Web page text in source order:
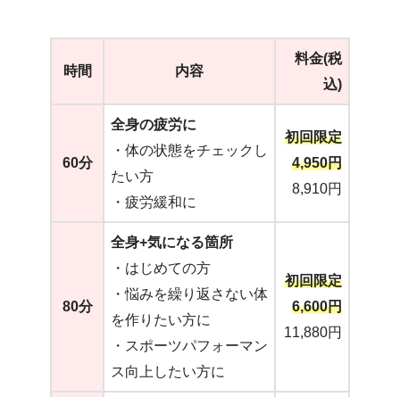
時間 内容
料金(税
込)
60分
全身の疲労に
・体の状態をチェックし
たい方
・疲労緩和に
初回限定
4,950円
8,910円
80分
全身+気になる箇所
・はじめての方
・悩みを繰り返さない体
を作りたい方に
・スポーツパフォーマン
ス向上したい方に
初回限定
6,600円
11,880円